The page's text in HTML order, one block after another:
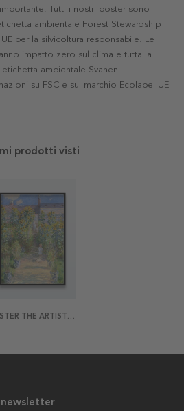
Tutti i nostri poster sono
ambientale Forest Stewardship
per la silvicoltura responsabile. Le
impatto zero sul clima e tutta la
ambientale Svanen.
su FSC e sul marchio Ecolabel UE
prodotti visti
POSTER THE ARTIST'S GARDEN AT VÉTHEUIL BY MONET
newsletter